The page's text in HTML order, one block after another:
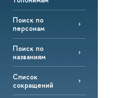
Поиск по
персонам
Поиск по
названиям
Список
сокращений